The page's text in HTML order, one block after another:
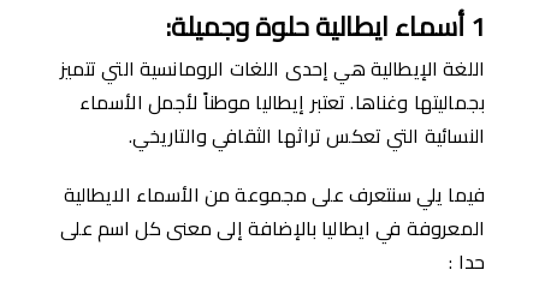
1أسماء ايطالية حلوة وجميلة:
اللغة الإيطالية هي إحدى اللغات الرومانسية التي تتميز
بجماليتها وغناها. تعتبر إيطاليا موطناً ﻷجمل الأسماء
النسائية التي تعكس تراثها الثقافي والتاريخي.
فيما يلي سنتعرف على مجموعة من الأسماء الايطالية
المعروفة في ايطاليا باﻹضافة إلى معنى كل اسم على
حدا :